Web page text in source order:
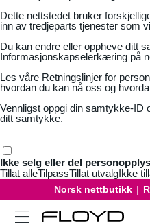
Dette nettstedet bruker
inn av tredjeparts tjenester som
Du kan endre eller oppheve ditt
Informasjonskapselerkæring på
Les våre Retningslinjer for
hvordan du kan nå oss og
Vennligst oppgi din samtykke-ID
ditt samtykke.
Ikke selg eller del
Tillat alleTilpassTillat utvalgIkke
Norsk nettbutikk |